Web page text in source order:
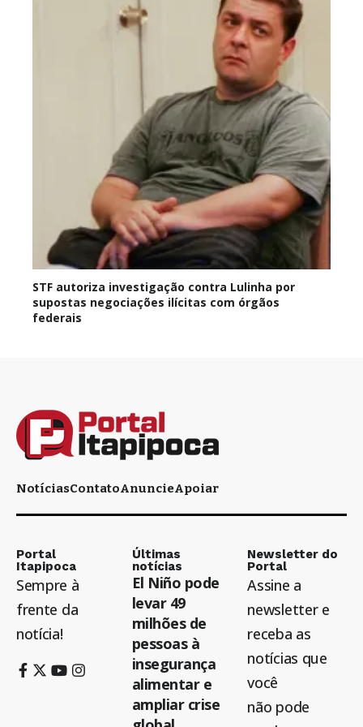
STF autoriza investigação contra Lulinha por
supostas negociações ilícitas com órgãos
federais
NotíciasContatoAnuncieApoiar
Portal
Itapipoca
Sempre à
frente da
notícia!
Últimas
notícias
El Niño pode
levar 49
milhões de
pessoas à
insegurança
alimentar e
ampliar crise
Newsletter do
Portal
Assine a
newsletter e
receba as
notícias que
você
não pode